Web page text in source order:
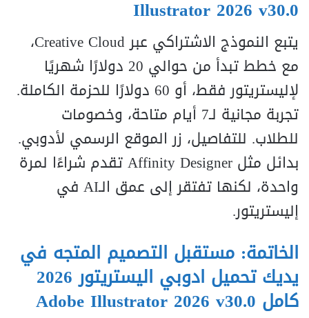
Illustrator 2026 v30.0
يتبع النموذج الاشتراكي عبر Creative Cloud،
مع خطط تبدأ من حوالي 20 دولارًا شهريًا
لإليستريتور فقط، أو 60 دولارًا للحزمة الكاملة.
تجربة مجانية لـ7 أيام متاحة، وخصومات
للطلاب. للتفاصيل، زر الموقع الرسمي لأدوبي.
بدائل مثل Affinity Designer تقدم شراءًا لمرة
واحدة، لكنها تفتقر إلى عمق الـAI في
إليستريتور.
الخاتمة: مستقبل التصميم المتجه في
يديك تحميل ادوبي اليستريتور 2026
كامل Adobe Illustrator 2026 v30.0